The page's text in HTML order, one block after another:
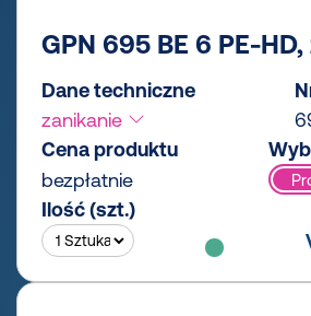
GPN 695 BE 6 PE-HD,
Dane techniczne
zanikanie
Cena produktu
bezpłatnie
Ilość (szt.)